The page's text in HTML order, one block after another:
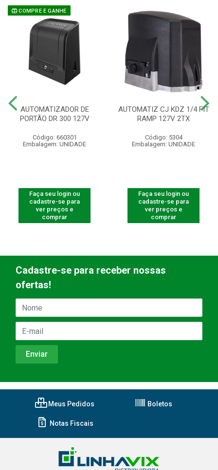
COMPRE E GANHE
AUTOMATIZADOR DE
PORTÃO DR 300 127V
Código: 660301
Embalagem: UNIDADE
Faça seu login ou
cadastre-se para
ver preços e
comprar
AUTOMATIZ CJ KDZ 1/4 FIT
RAMP 127V 2TX
Código: 5304
Embalagem: UNIDADE
Faça seu login ou
cadastre-se para
ver preços e
comprar
Cadastre-se para receber nossas
ofertas!
Meus Pedidos Boletos
Notas Fiscais